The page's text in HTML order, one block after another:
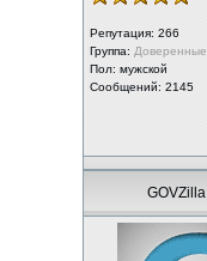
Репутация: 266
Группа: Доверенные
Пол: мужской
Сообщений: 2145
GOVZilla